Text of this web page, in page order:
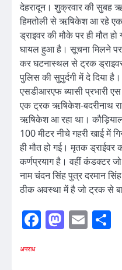
देहरादून। शुक्रवार की सुबह
हिमतोली से ऋषिकेश आ रहे
ड्राइवर की मौके पर ही मौत
घायल हुआ है। सूचना मिलने
कर घटनास्थल से ट्रक
पुलिस की सुपुर्दगी में दे दिया है।
एसडीआरएफ ब्यासी प्रभारी
एक ट्रक ऋषिकेश-बदरीनाथ
ऋषिकेश आ रहा था।
100 मीटर नीचे गहरी खाई में
ही मौत हो गई। मृतक ड्राईवर
कर्णप्रयाग है। वहीं कंडक्टर
नाम चंदन सिंह पुत्र दरमान
ठीक अवस्था में है जो ट्रक से
FacebookEmail
अपराध